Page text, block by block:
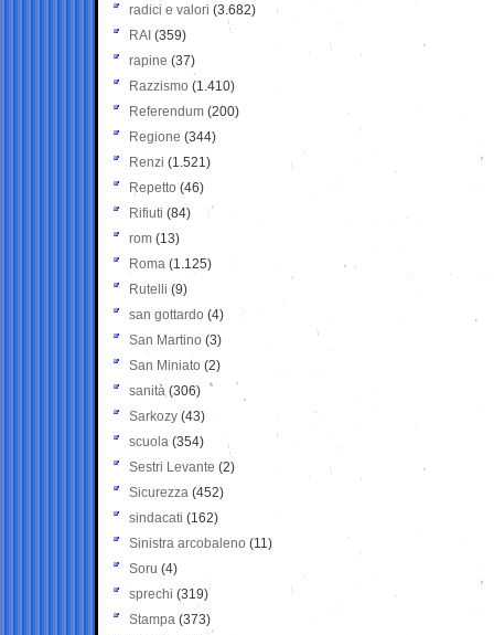
radici e valori (3.682)
RAI (359)
rapine (37)
Razzismo (1.410)
Referendum (200)
Regione (344)
Renzi (1.521)
Repetto (46)
Rifiuti (84)
rom (13)
Roma (1.125)
Rutelli (9)
san gottardo (4)
San Martino (3)
San Miniato (2)
sanità (306)
Sarkozy (43)
scuola (354)
Sestri Levante (2)
Sicurezza (452)
sindacati (162)
Sinistra arcobaleno (11)
Soru (4)
sprechi (319)
Stampa (373)